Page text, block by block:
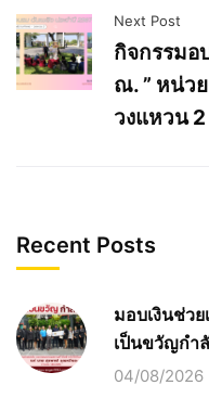
Next Post
กิจกรรมอ
ณ. ” หน่ว
วงแหวน 2
Recent Posts
มอบเงินช่ว
เป็นขวัญกำ
04/08/2026